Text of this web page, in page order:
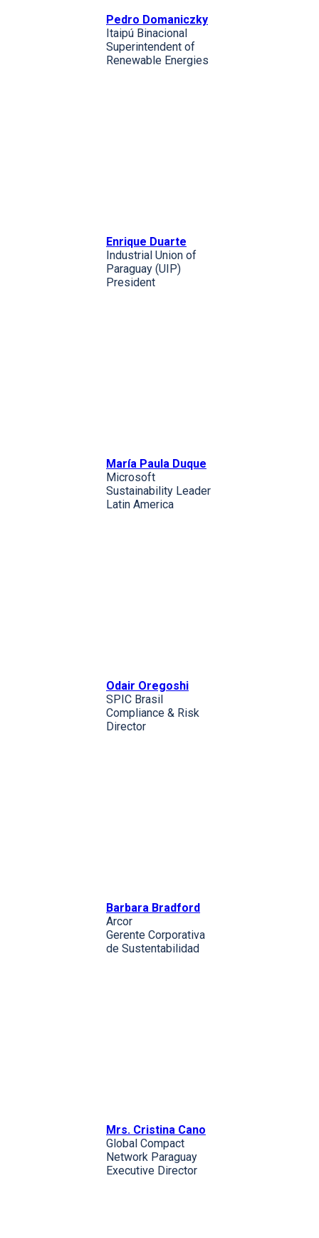
Pedro Domaniczky
Itaipú Binacional
Superintendent of
Renewable Energies
Enrique Duarte
Industrial Union of
Paraguay (UIP)
President
María Paula Duque
Microsoft
Sustainability Leader
Latin America
Odair Oregoshi
SPIC Brasil
Compliance & Risk
Director
Barbara Bradford
Arcor
Gerente Corporativa
de Sustentabilidad
Mrs. Cristina Cano
Global Compact
Network Paraguay
Executive Director